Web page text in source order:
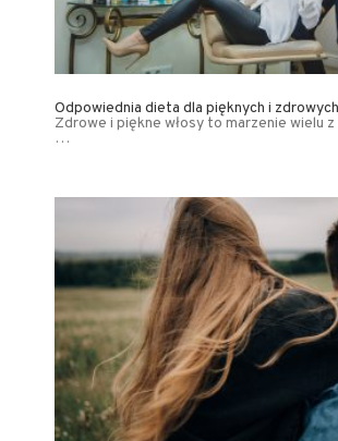
Odpowiednia dieta dla pięknych i
Zdrowe i piękne włosy to marzenie wielu
…